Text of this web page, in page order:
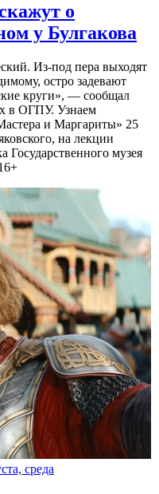
о
у Булгакова
Из-под пера выходят
остро задевают
круги», — сообщал
в ОГПУ. Узнаем
и Маргариты» 25
на лекции
Государственного музея
среда